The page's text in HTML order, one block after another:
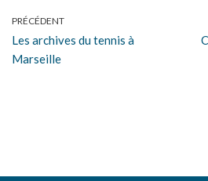
PRÉCÉDENT
Les archives du tennis à
Marseille